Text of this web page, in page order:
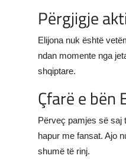
Përgjigje
Elijona nuk është
ndan momente nga
shqiptare.
Çfarë e bën
Përveç pamjes së saj
hapur me fansat. Ajo
shumë të rinj.